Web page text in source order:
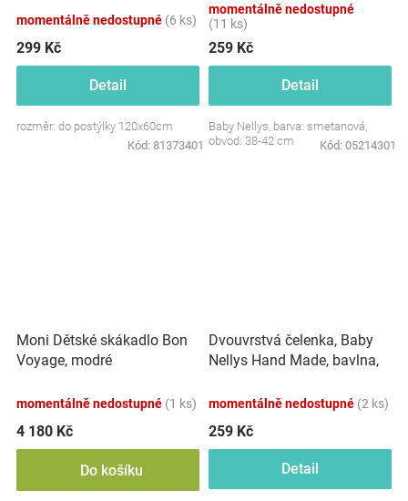
momentálně nedostupné (6 ks)
299 Kč
Detail
rozměr: do postýlky 120x60cm
Kód: 81373401
80/98
momentálně nedostupné
(11 ks)
259 Kč
Detail
Baby Nellys, barva: smetanová,
obvod: 38-42 cm
Kód: 05214301
Moni Dětské skákadlo Bon
Voyage, modré
momentálně nedostupné (1 ks)
4 180 Kč
Do košíku
Dvouvrstvá čelenka, Baby
Nellys Hand Made, bavlna,
růžová, 80/98
momentálně nedostupné (2 ks)
259 Kč
Detail